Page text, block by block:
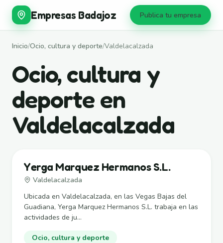
Empresas Badajoz Publica tu empresa
Inicio/Ocio, cultura y deporte/Valdelacalzada
Ocio, cultura y
deporte en
Valdelacalzada
Yerga Marquez Hermanos S.L.
Valdelacalzada
Ubicada en Valdelacalzada, en las Vegas Bajas del
Guadiana, Yerga Marquez Hermanos S.L. trabaja en las
actividades de ju...
Ocio, cultura y deporte